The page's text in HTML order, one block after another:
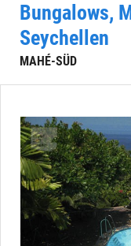
Bungalows,
Seychellen
MAHÉ-SÜD